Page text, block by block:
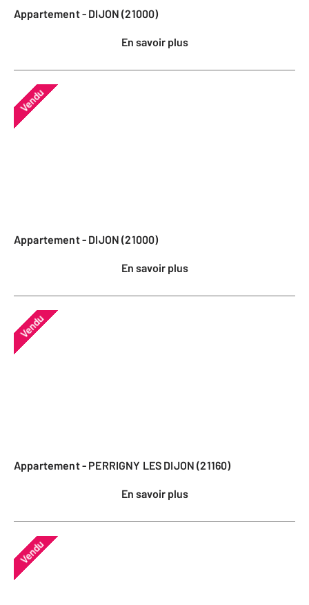
Appartement - DIJON (21000)
En savoir plus
Vendu
Appartement - DIJON (21000)
En savoir plus
Vendu
Appartement - PERRIGNY LES DIJON (21160)
En savoir plus
Vendu